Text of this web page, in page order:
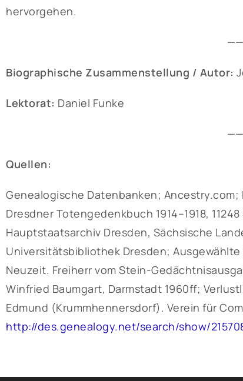
hervorgehen.
——
Biographische Zusammenstellung / Autor:
Lektorat: Daniel Funke
——
Quellen:
Genealogische Datenbanken; Ancestry.com;
Dresdner Totengedenkbuch 1914–1918,
Hauptstaatsarchiv Dresden, Sächsische
Universitätsbibliothek Dresden;
Neuzeit. Freiherr vom Stein-
Winfried Baumgart, Darmstadt 1960ff;
Edmund (Krummhennersdorf). Verein für
http://des.genealogy.net/search/show/